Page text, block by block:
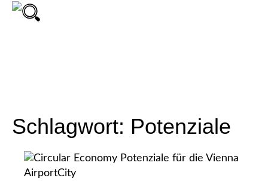
Schlagwort: Potenziale